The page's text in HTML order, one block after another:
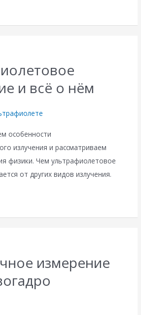
и всё о нём
особенности
излучения и рассматриваем
физики. Чем ультрафиолетовое
от других видов излучения.
измерение